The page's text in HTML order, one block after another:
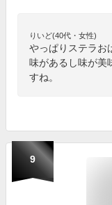
りいど(40代・女性)
やっぱりステラお
味があるし味が美
すね。
9